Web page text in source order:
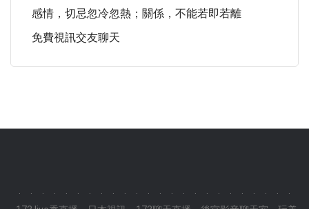
感情，切忌忽冷忽熱；關係，不能若即若離
免費視訊交友聊天